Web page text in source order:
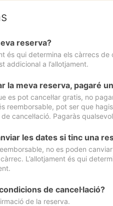
reserva?
és qui determina els càrrecs de
addicional a l’allotjament.
la meva reserva, pagaré
es pot cancel·lar gratis, no
reemborsable, pot ser que
cancel·lació. Pagaràs
les dates si tinc una
no es poden
L’allotjament és qui
de cancel·lació?
de la reserva.